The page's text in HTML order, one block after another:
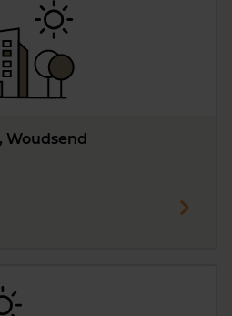
Woudsend